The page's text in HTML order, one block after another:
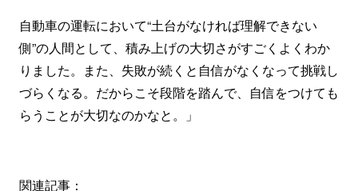
自動車の運転において“土台がなければ理解できない
側”の人間として、積み上げの大切さがすごくよくわか
りました。また、失敗が続くと自信がなくなって挑戦し
づらくなる。だからこそ段階を踏んで、自信をつけても
らうことが大切なのかなと。」
関連記事：